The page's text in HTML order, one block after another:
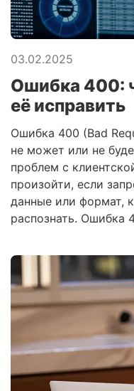
03.02.2025
Ошибка 400:
её исправить
Ошибка 400 (Bad
не может или не
проблем с
произойти, если
данные или формат,
распознать. Ошибка